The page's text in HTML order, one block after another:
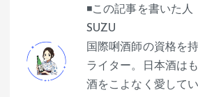
◾️この記事を書いた人
SUZU
国際唎酒師の資格を
ライター。日本酒は
酒をこよなく愛してい